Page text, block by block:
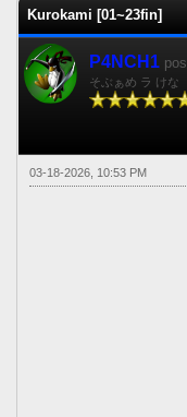
Kurokami [01~23fin]
P4NCH1
そぶぁめ ラ けな
03-18-2026, 10:53 PM